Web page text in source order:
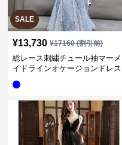
SALE
¥13,730 ¥17160(割引前)
総レース刺繍チュール袖マーメ
イドラインオケージョンドレス